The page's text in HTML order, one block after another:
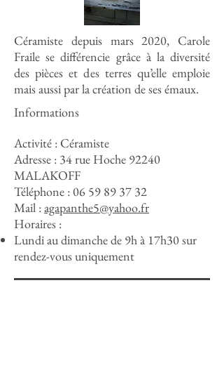
Céramiste depuis mars 2020, Carole
Fraile se différencie grâce à la diversité
des pièces et des terres qu’elle emploie
mais aussi par la création de ses émaux.
Informations
Activité : Céramiste
Adresse : 34 rue Hoche 92240
MALAKOFF
Téléphone :06 59 89 37 32
Mail :agapanthe5@yahoo.fr
Horaires :
Lundi au dimanche de 9h à 17h30 sur
rendez-vous uniquement